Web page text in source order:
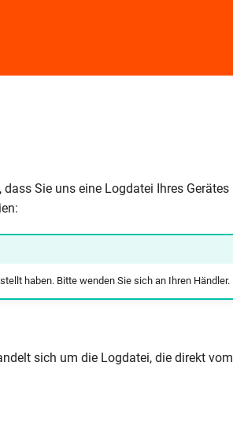
Sie uns eine Logdatei Ihres Gerätes
haben. Bitte wenden Sie sich an Ihren Händler.
sich um die Logdatei, die direkt vom